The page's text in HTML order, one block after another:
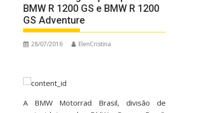
BMW R 1200 GS e BMW R 1200
GS Adventure
28/07/2016 ElenCristina
A BMW Motorrad Brasil, divisão de